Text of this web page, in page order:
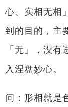
心、实相无相
到的目的，主
「无」，没
入涅盘妙心。
问：形相就是